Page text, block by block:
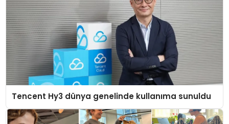
Tencent Hy3 dünya genelinde kullanıma sunuldu